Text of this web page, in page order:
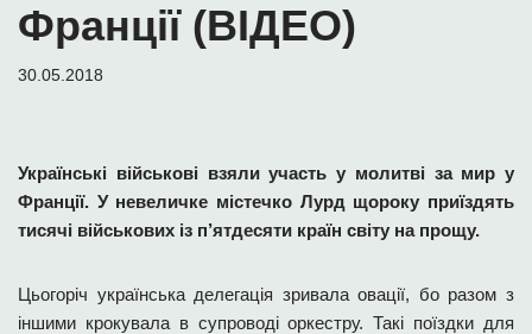
Франції (ВІДЕО)
30.05.2018
Українські військові взяли участь у молитві за мир у
Франції. У невеличке містечко Лурд щороку приїздять
тисячі військових із п’ятдесяти країн світу на прощу.
Цьогоріч українська делегація зривала овації, бо разом з
іншими крокувала в супроводі оркестру. Такі поїздки для